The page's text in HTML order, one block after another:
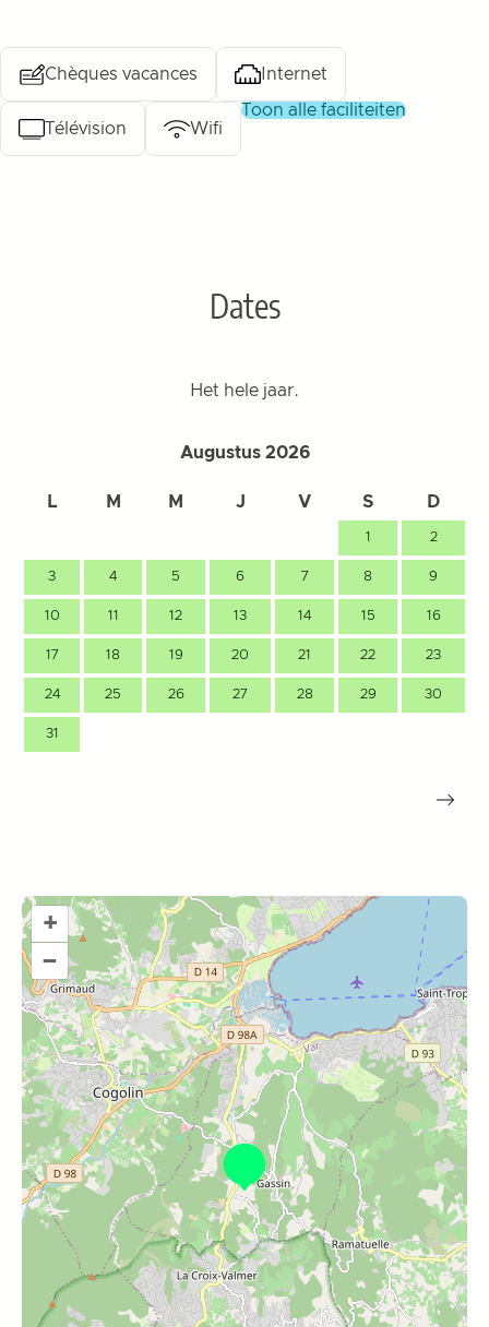
Chèques vacances Internet
Télévision Wifi
toon alle faciliteiten
Dates
Het hele jaar.
Augustus 2026
L M M J V S D
1 2
3 4 5 6 7 8 9
10 11 12 13 14 15 16
17 18 19 20 21 22 23
24 25 26 27 28 29 30
31
+
–